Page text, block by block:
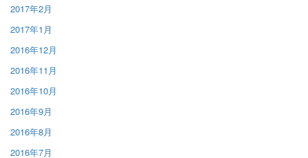
2017年2月
2017年1月
2016年12月
2016年11月
2016年10月
2016年9月
2016年8月
2016年7月